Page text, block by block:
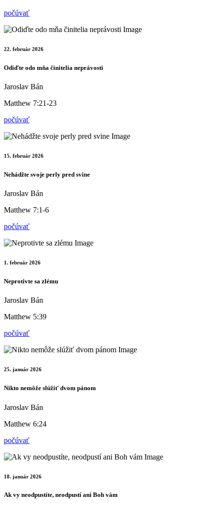
počúvať
22. február 2026
Odiďte odo mňa činitelia neprávosti
Jaroslav Bán
Matthew 7:21-23
počúvať
15. február 2026
Nehádžte svoje perly pred svine
Jaroslav Bán
Matthew 7:1-6
počúvať
1. február 2026
Neprotivte sa zlému
Jaroslav Bán
Matthew 5:39
počúvať
25. január 2026
Nikto nemôže slúžiť dvom pánom
Jaroslav Bán
Matthew 6:24
počúvať
18. január 2026
Ak vy neodpustíte, neodpustí ani Boh vám